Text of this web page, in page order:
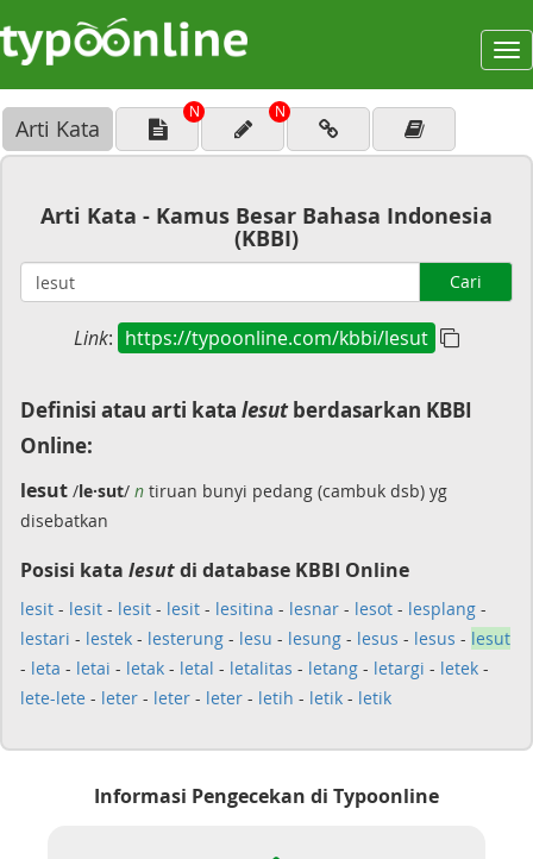
Arti Kata
N N
Arti Kata - Kamus Besar Bahasa Indonesia
(KBBI)
Cari
Link: https://typoonline.com/kbbi/lesut
Definisi atau arti kata lesutberdasarkan KBBI
Online:
lesut /le·sut/ n tiruan bunyi pedang (cambuk dsb) yg
disebatkan
Posisi kata lesutdi database KBBI Online
lesit - lesit - lesit - lesit - lesitina - lesnar - lesot - lesplang -
lestari - lestek - lesterung - lesu - lesung - lesus - lesus - lesut
- leta - letai - letak - letal - letalitas - letang - letargi - letek -
lete-lete - leter - leter - leter - letih - letik - letik
Informasi Pengecekan di Typoonline